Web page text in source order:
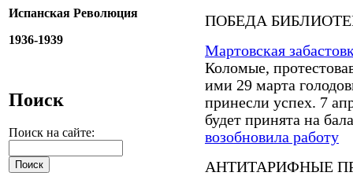
Испанская Революция
1936-1939
Поиск
Поиск на сайте:
ПОБЕДА
Мартовская
Коломые,
ими 29 марта
принесли успех. 7
будет принята на
возобновила работу
АНТИТАРИФНЫЕ